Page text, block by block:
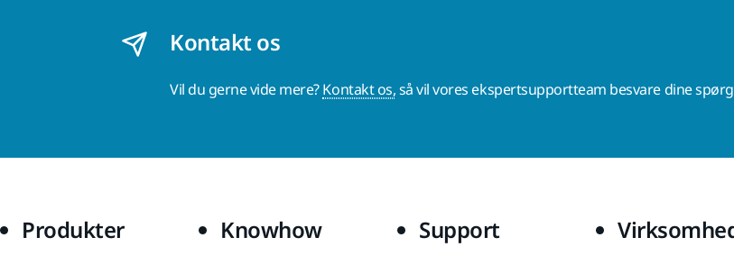
Kontakt os
Vil du gerne vide mere?Kontakt os,så vil vores ekspertsupportteam besvare dine
Produkter Knowhow Support